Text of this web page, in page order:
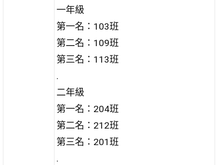
一年級
第一名：103班
第二名：109班
第三名：113班
.
二年級
第一名：204班
第二名：212班
第三名：201班
.